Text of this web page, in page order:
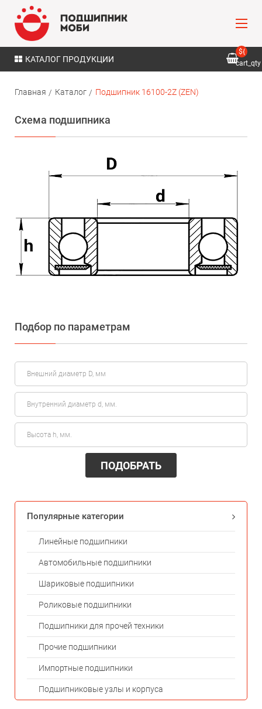
КАТАЛОГ ПРОДУКЦИИ
${
cart_qty
Главная Каталог Подшипник 16100-2Z (ZEN)
Схема подшипника
Подбор по параметрам
ПОДОБРАТЬ
Популярные категории
Линейные подшипники
Автомобильные подшипники
Шариковые подшипники
Роликовые подшипники
Подшипники для прочей техники
Прочие подшипники
Импортные подшипники
Подшипниковые узлы и корпуса